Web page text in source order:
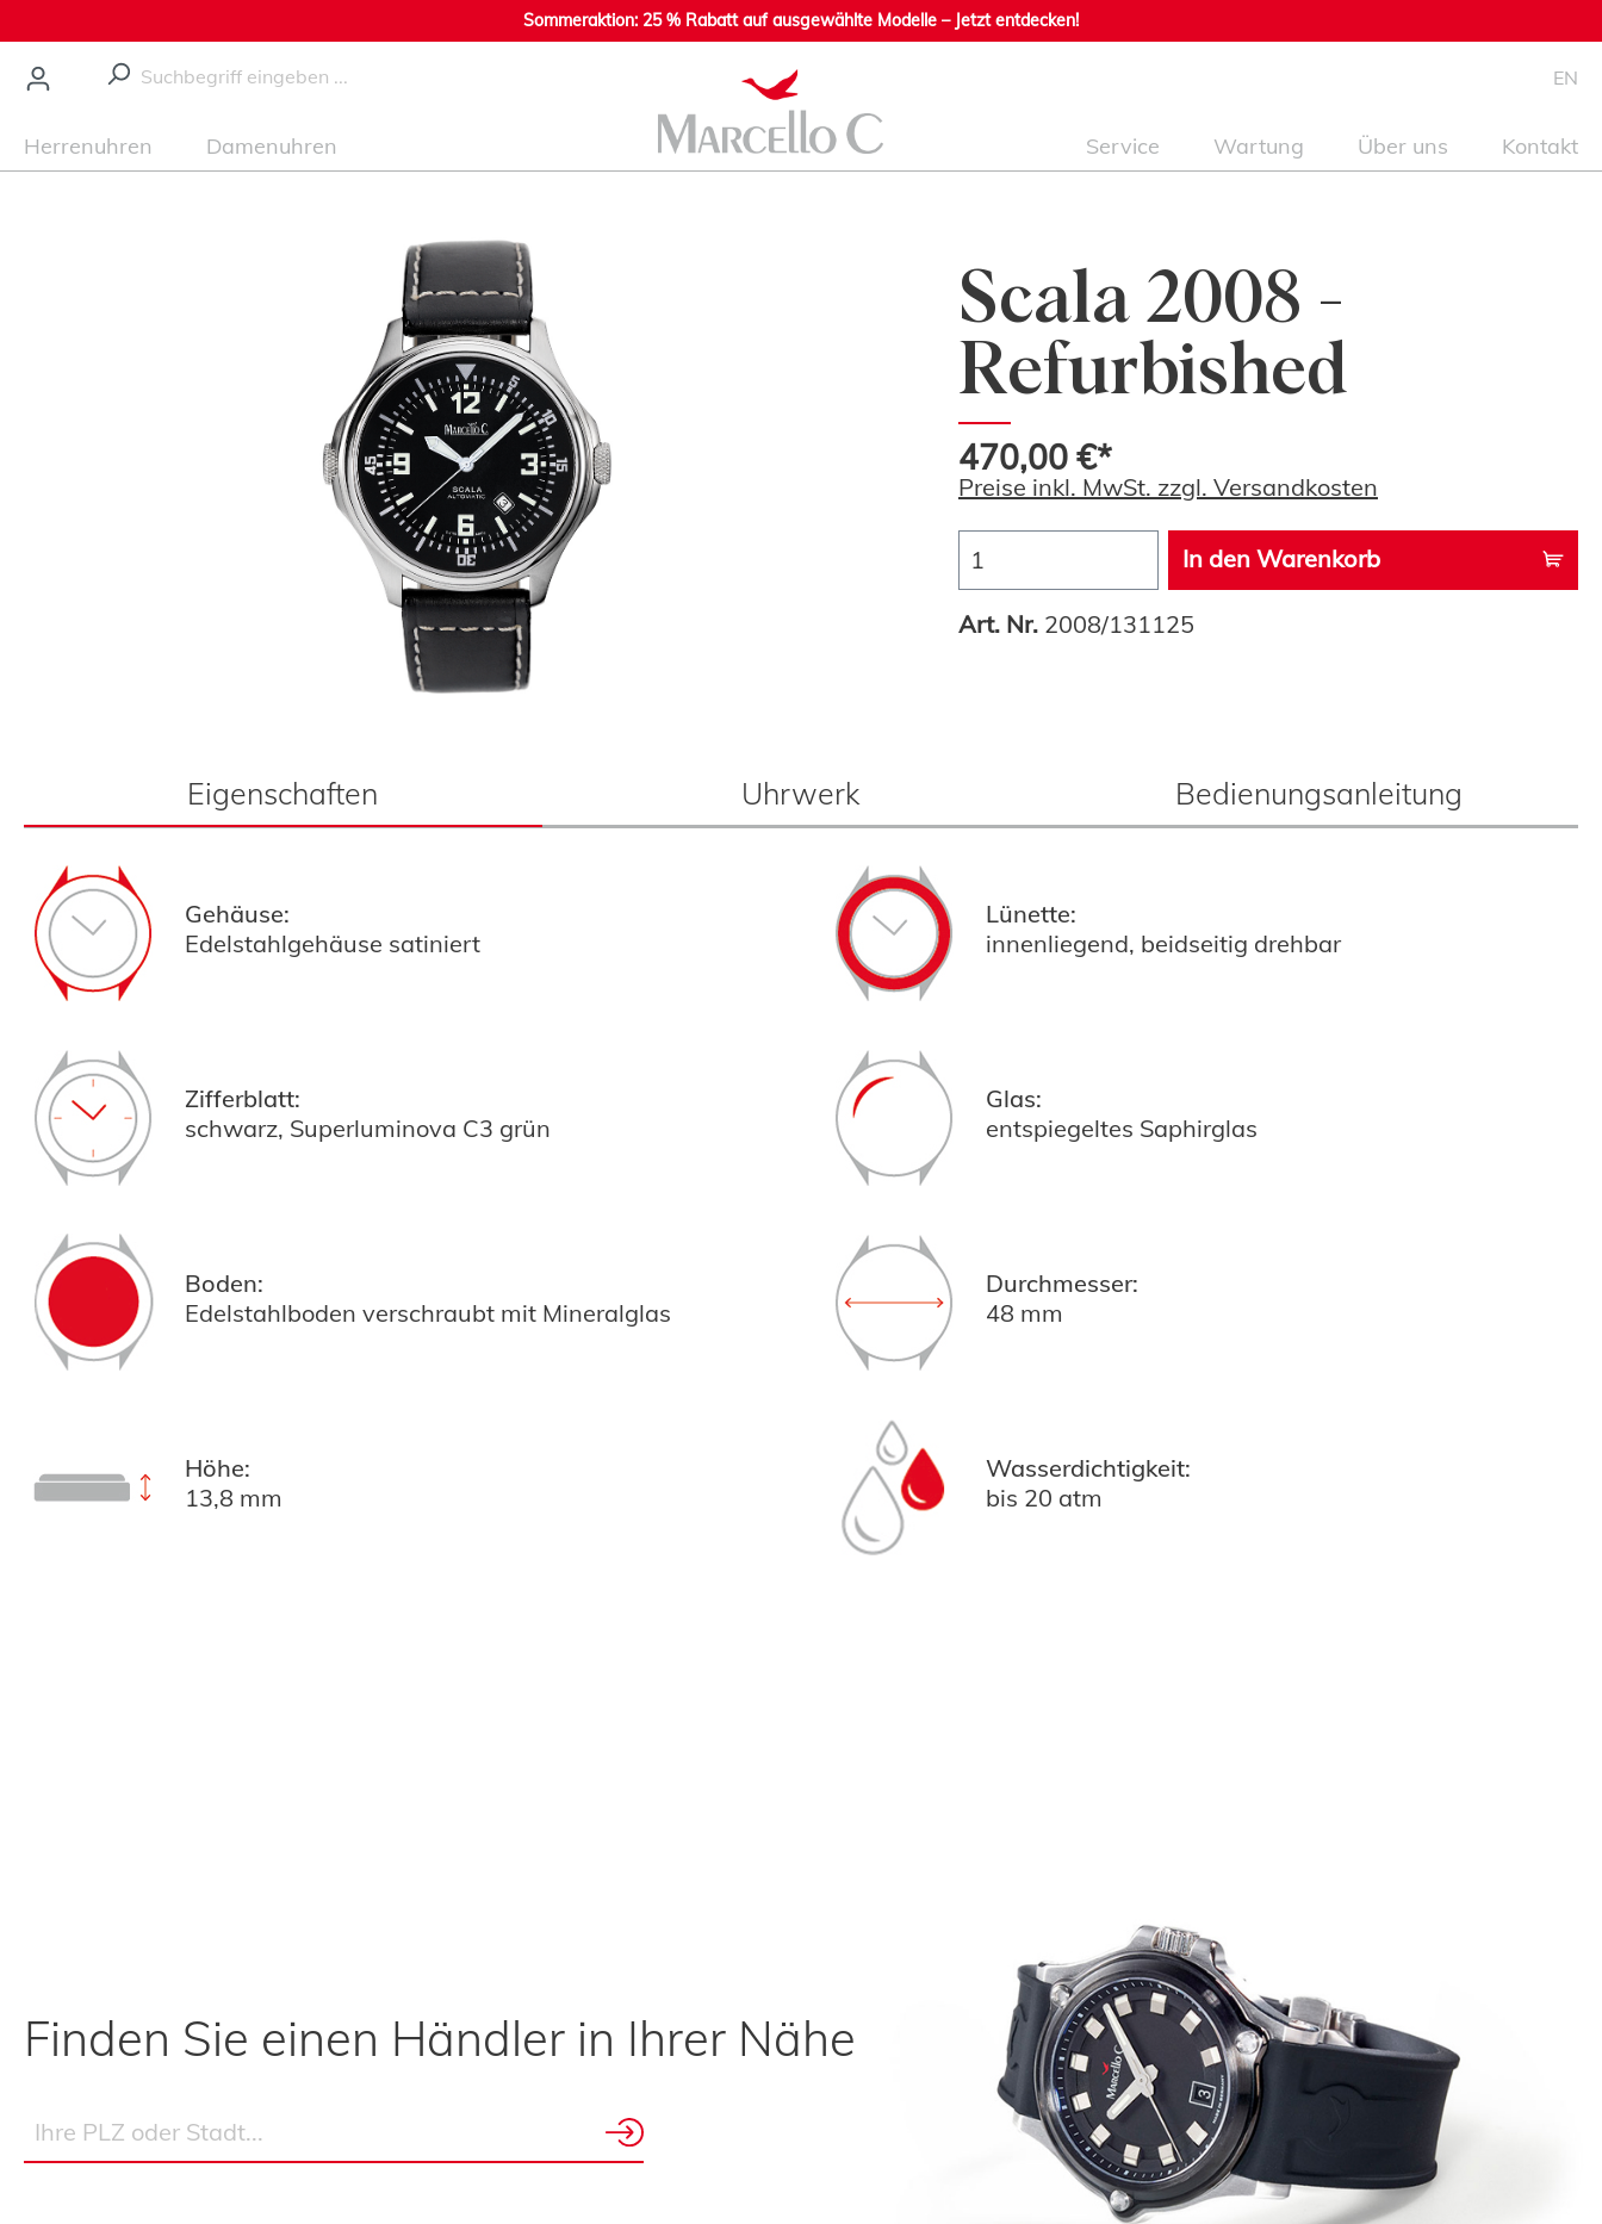
Sommeraktion: 25 % Rabatt auf ausgewählte Modelle – Jetzt entdecken!
EN
Herrenuhren Damenuhren Service Wartung Über uns Kontakt
Scala 2008 -
Refurbished
470,00 €*
Preise inkl. MwSt. zzgl. Versandkosten
In den Warenkorb
Art. Nr. 2008/131125
Eigenschaften Uhrwerk Bedienungsanleitung
Gehäuse:
Edelstahlgehäuse satiniert
Lünette:
innenliegend, beidseitig drehbar
Zifferblatt:
schwarz, Superluminova C3 grün
Glas:
entspiegeltes Saphirglas
Boden:
Edelstahlboden verschraubt mit Mineralglas
Durchmesser:
48 mm
Höhe:
13,8 mm
Wasserdichtigkeit:
bis 20 atm
Finden Sie einen Händler in Ihrer Nähe